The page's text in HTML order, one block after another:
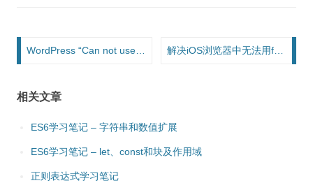
文章导航 WordPress “Can not use output buffering in output buffering display handles..”报错问题解决 解决iOS浏览器中无法用focus事件调出手机键盘的问题
相关文章
ES6学习笔记 – 字符串和数值扩展
ES6学习笔记 – let、const和块及作用域
正则表达式学习笔记